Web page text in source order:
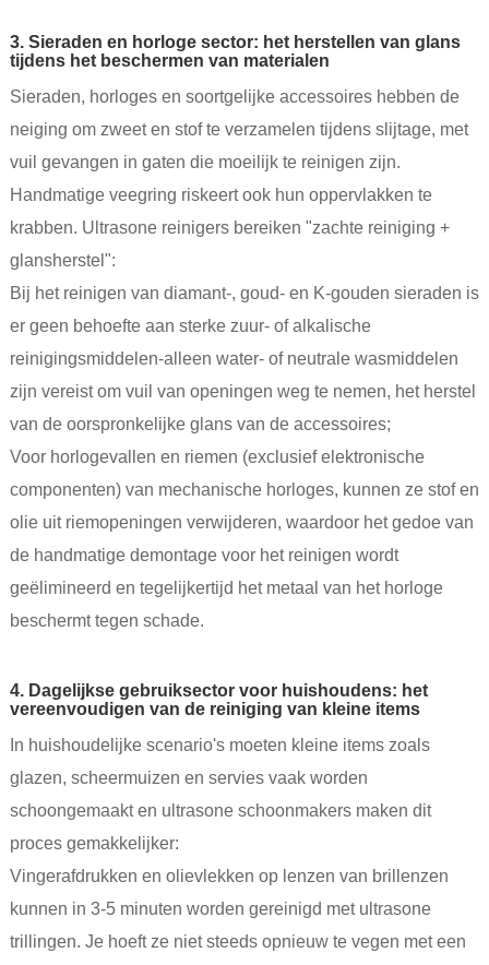
3. Sieraden en horloge sector: het herstellen van glans
tijdens het beschermen van materialen
Sieraden, horloges en soortgelijke accessoires hebben de
neiging om zweet en stof te verzamelen tijdens slijtage, met
vuil gevangen in gaten die moeilijk te reinigen zijn.
Handmatige veegring riskeert ook hun oppervlakken te
krabben. Ultrasone reinigers bereiken "zachte reiniging +
glansherstel":
Bij het reinigen van diamant-, goud- en K-gouden sieraden is
er geen behoefte aan sterke zuur- of alkalische
reinigingsmiddelen-alleen water- of neutrale wasmiddelen
zijn vereist om vuil van openingen weg te nemen, het herstel
van de oorspronkelijke glans van de accessoires;
Voor horlogevallen en riemen (exclusief elektronische
componenten) van mechanische horloges, kunnen ze stof en
olie uit riemopeningen verwijderen, waardoor het gedoe van
de handmatige demontage voor het reinigen wordt
geëlimineerd en tegelijkertijd het metaal van het horloge
beschermt tegen schade.
4. Dagelijkse gebruiksector voor huishoudens: het
vereenvoudigen van de reiniging van kleine items
In huishoudelijke scenario's moeten kleine items zoals
glazen, scheermuizen en servies vaak worden
schoongemaakt en ultrasone schoonmakers maken dit
proces gemakkelijker:
Vingerafdrukken en olievlekken op lenzen van brillenzen
kunnen in 3-5 minuten worden gereinigd met ultrasone
trillingen. Je hoeft ze niet steeds opnieuw te vegen met een